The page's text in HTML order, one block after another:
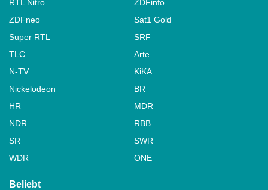
RTL Nitro
ZDFinfo
ZDFneo
Sat1 Gold
Super RTL
SRF
TLC
Arte
N-TV
KiKA
Nickelodeon
BR
HR
MDR
NDR
RBB
SR
SWR
WDR
ONE
Beliebt